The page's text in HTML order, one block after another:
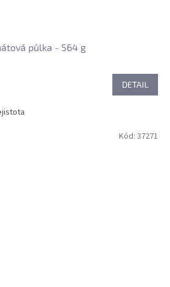
půlka - 564 g
DETAIL
Kód: 37271